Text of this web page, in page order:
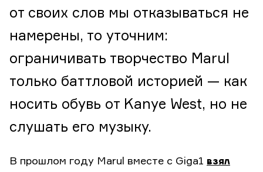
от своих слов мы отказываться не
намерены, то уточним:
ограничивать творчество Marul
только баттловой историей — как
носить обувь от Kanye West, но не
слушать его музыку.
В прошлом году Marul вместе с Giga1 взял